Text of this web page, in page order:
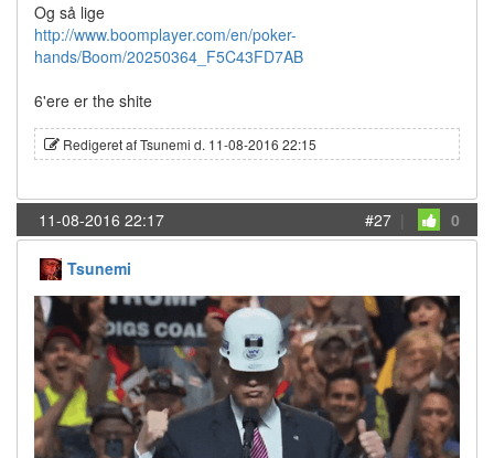
Og så lige
http://www.boomplayer.com/en/poker-
hands/Boom/20250364_F5C43FD7AB
6'ere er the shite
Redigeret af Tsunemi d. 11-08-2016 22:15
11-08-2016 22:17 #27 | 0
Tsunemi